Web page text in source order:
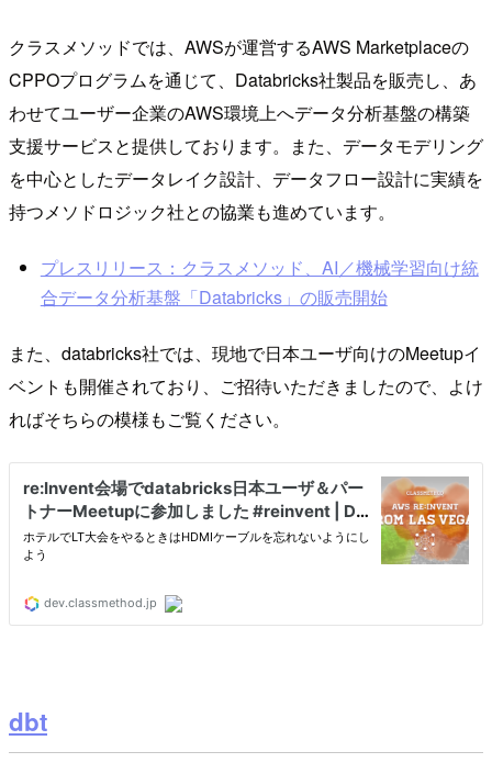
クラスメソッドでは、AWSが運営するAWS Marketplaceの
CPPOプログラムを通じて、Databricks社製品を販売し、あ
わせてユーザー企業のAWS環境上へデータ分析基盤の構築
支援サービスと提供しております。また、データモデリング
を中心としたデータレイク設計、データフロー設計に実績を
持つメソドロジック社との協業も進めています。
プレスリリース：クラスメソッド、AI／機械学習向け統
合データ分析基盤「Databricks」の販売開始
また、databricks社では、現地で日本ユーザ向けのMeetupイ
ベントも開催されており、ご招待いただきましたので、よけ
ればそちらの模様もご覧ください。
dbt